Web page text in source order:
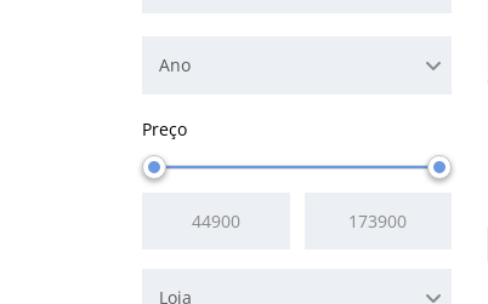
Ano
Preço
Loja